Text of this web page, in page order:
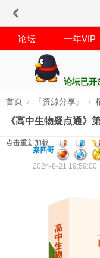
论坛 一年VIP
论坛已开
首页 › 『资源分享』 ›
《高中生物疑点通》
点击重新加载
秦四哥
2024-8-21 19:59:00